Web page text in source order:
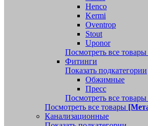
Henco
Kermi
Oventrop
Stout
Uponor
Посмотреть все товары
Фитинги
Показать подкатегории
Обжимные
Пресс
Посмотреть все товары
Посмотреть все товары
Канализационные